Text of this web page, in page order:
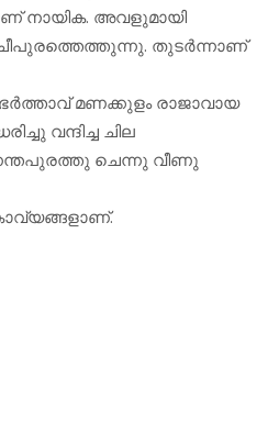
നായിക. അവളുമായി
തുടര്‍ന്നാണ്
മണക്കുളം രാജാവായ
വന്ദിച്ച ചില
ചെന്നു വീണു